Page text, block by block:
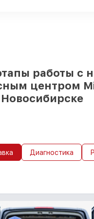
работы с
центром
Новосибирске
Диагностика